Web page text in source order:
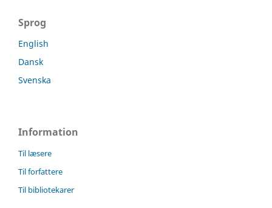
Sprog
English
Dansk
Svenska
Information
Til læsere
Til forfattere
Til bibliotekarer